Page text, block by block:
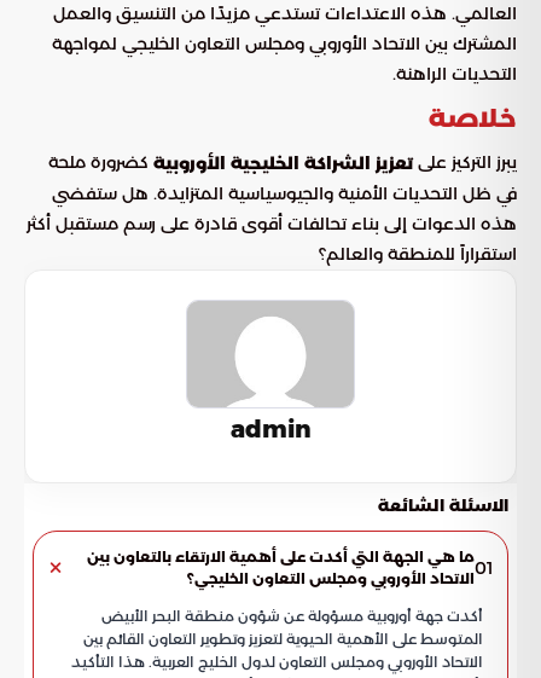
العالمي. هذه الاعتداءات تستدعي مزيدًا من التنسيق والعمل
المشترك بين الاتحاد الأوروبي ومجلس التعاون الخليجي لمواجهة
التحديات الراهنة.
خلاصة
يبرز التركيز علىتعزيز الشراكة الخليجية الأوروبية كضرورة ملحة
في ظل التحديات الأمنية والجيوسياسية المتزايدة. هل ستفضي
هذه الدعوات إلى بناء تحالفات أقوى قادرة على رسم مستقبل أكثر
استقراراً للمنطقة والعالم؟
admin
الاسئلة الشائعة
01ما هي الجهة التي أكدت على أهمية الارتقاء بالتعاون بين
الاتحاد الأوروبي ومجلس التعاون الخليجي؟
أكدت جهة أوروبية مسؤولة عن شؤون منطقة البحر الأبيض
المتوسط على الأهمية الحيوية لتعزيز وتطوير التعاون القائم بين
الاتحاد الأوروبي ومجلس التعاون لدول الخليج العربية. هذا التأكيد